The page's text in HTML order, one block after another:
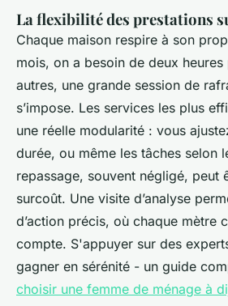
La flexibilité des prestations
Chaque maison respire à son
mois, on a besoin de deux heures
autres, une grande session de
s’impose. Les services les plus
une réelle modularité : vous
durée, ou même les tâches selon
repassage, souvent négligé, peut
surcoût. Une visite d’analyse
d’action précis, où chaque mètre
compte. S'appuyer sur des
gagner en sérénité - un guide
choisir une femme de ménage à